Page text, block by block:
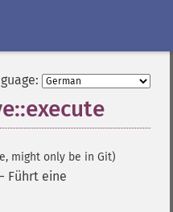
might only be in Git)
Führt eine